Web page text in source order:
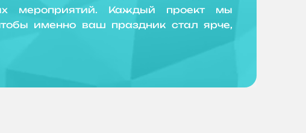
мероприятий. Каждый проект мы
именно ваш праздник стал ярче,